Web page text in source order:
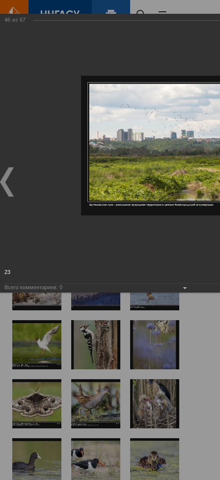
Фотогалерея
46 из 67
23
Всего комментариев: 0